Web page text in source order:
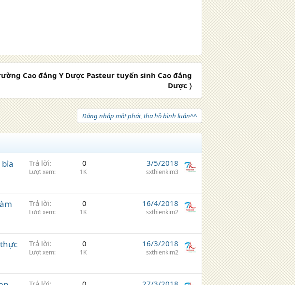
Cao đẳng Y Dược Pasteur tuyển sinh Cao đẳng
Dược 〉
Đăng nhập một phát, tha hồ bình luận^^
Trả lời 0
Lượt xem 1K
3/5/2018
sxthienkim3
Trả lời 0
Lượt xem 1K
16/4/2018
sxthienkim2
Trả lời 0
Lượt xem 1K
16/3/2018
sxthienkim2